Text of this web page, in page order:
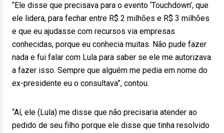
“Ele disse que precisava para o evento ‘Touchdown’, que
ele lidera, para fechar entre R$ 2 milhões e R$ 3 milhões
e que eu ajudasse com recursos via empresas
conhecidas, porque eu conhecia muitas. Não pude fazer
nada e fui falar com Lula para saber se ele me autorizava
a fazer isso. Sempre que alguém me pedia em nome do
ex-presidente eu o consultava”, contou.
“Aí, ele (Lula) me disse que não precisaria atender ao
pedido de seu filho porque ele disse que tinha resolvido